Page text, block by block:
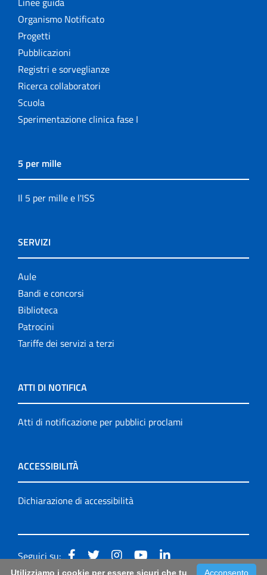
Organismo Notificato
Progetti
Pubblicazioni
Registri e sorveglianze
Ricerca collaboratori
Scuola
Sperimentazione clinica fase I
5 per mille
Il 5 per mille e l'ISS
SERVIZI
Aule
Bandi e concorsi
Biblioteca
Patrocini
Tariffe dei servizi a terzi
ATTI DI NOTIFICA
Atti di notificazione per pubblici proclami
ACCESSIBILITÀ
Dichiarazione di accessibilità
Seguici su:
Acconsento
Utilizziamo i cookie per essere sicuri che tu